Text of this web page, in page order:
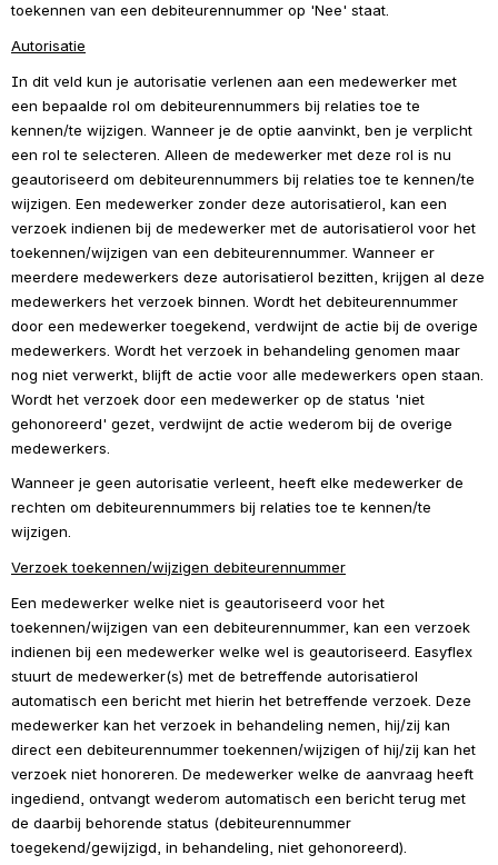
toekennen van een debiteurennummer op 'Nee' staat.
Autorisatie
In dit veld kun je autorisatie verlenen aan een medewerker met
een bepaalde rol om debiteurennummers bij relaties toe te
kennen/te wijzigen. Wanneer je de optie aanvinkt, ben je verplicht
een rol te selecteren. Alleen de medewerker met deze rol is nu
geautoriseerd om debiteurennummers bij relaties toe te kennen/te
wijzigen. Een medewerker zonder deze autorisatierol, kan een
verzoek indienen bij de medewerker met de autorisatierol voor het
toekennen/wijzigen van een debiteurennummer. Wanneer er
meerdere medewerkers deze autorisatierol bezitten, krijgen al deze
medewerkers het verzoek binnen. Wordt het debiteurennummer
door een medewerker toegekend, verdwijnt de actie bij de overige
medewerkers. Wordt het verzoek in behandeling genomen maar
nog niet verwerkt, blijft de actie voor alle medewerkers open staan.
Wordt het verzoek door een medewerker op de status 'niet
gehonoreerd' gezet, verdwijnt de actie wederom bij de overige
medewerkers.
Wanneer je geen autorisatie verleent, heeft elke medewerker de
rechten om debiteurennummers bij relaties toe te kennen/te
wijzigen.
Verzoek toekennen/wijzigen debiteurennummer
Een medewerker welke niet is geautoriseerd voor het
toekennen/wijzigen van een debiteurennummer, kan een verzoek
indienen bij een medewerker welke wel is geautoriseerd. Easyflex
stuurt de medewerker(s) met de betreffende autorisatierol
automatisch een bericht met hierin het betreffende verzoek. Deze
medewerker kan het verzoek in behandeling nemen, hij/zij kan
direct een debiteurennummer toekennen/wijzigen of hij/zij kan het
verzoek niet honoreren. De medewerker welke de aanvraag heeft
ingediend, ontvangt wederom automatisch een bericht terug met
de daarbij behorende status (debiteurennummer
toegekend/gewijzigd, in behandeling, niet gehonoreerd).